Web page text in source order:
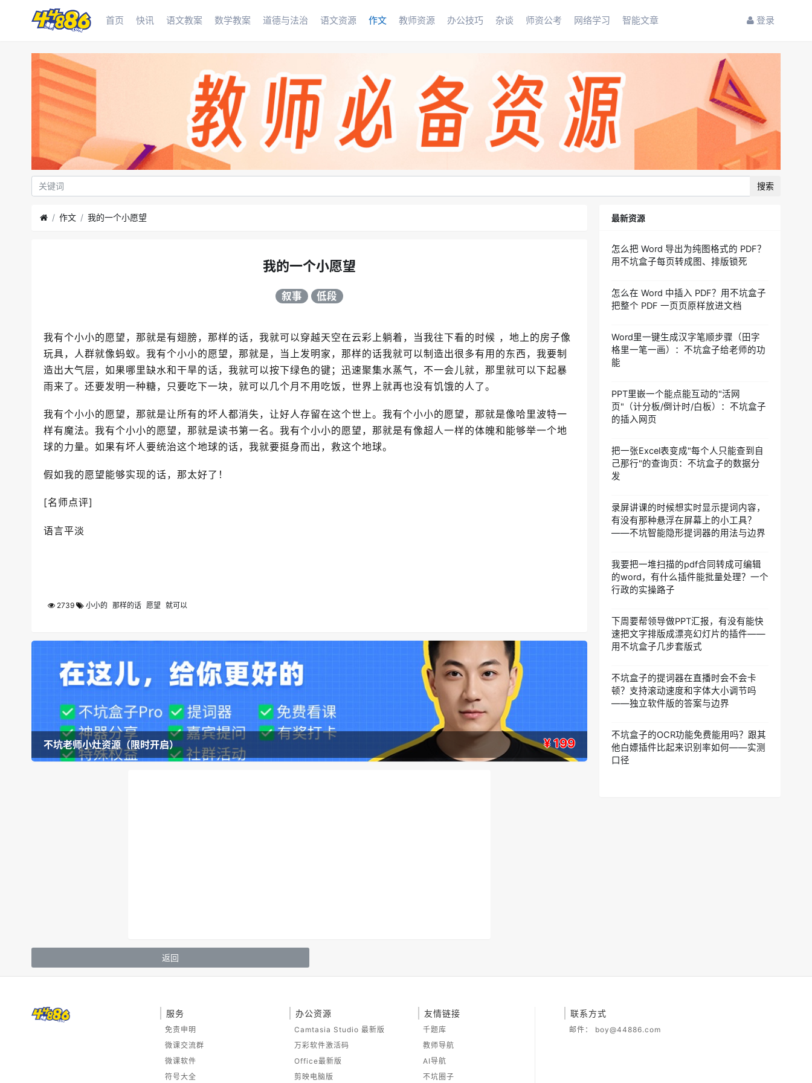
首页 快讯 语文教案 数学教案 道德与法治 语文资源 作文 教师资源 办公技巧 杂谈 师资公考 网络学习 智能文章 登录
搜索
作文 我的一个小愿望
我的一个小愿望
叙事 低段
我有个小小的愿望，那就是有翅膀，那样的话，我就可以穿越天空在云彩上躺着，当我往下看的时候 ，地上的房子像
玩具，人群就像蚂蚁。我有个小小的愿望，那就是，当上发明家，那样的话我就可以制造出很多有用的东西，我要制
造出大气层，如果哪里缺水和干旱的话，我就可以按下绿色的键；迅速聚集水蒸气，不一会儿就，那里就可以下起暴
雨来了。还要发明一种糖，只要吃下一块，就可以几个月不用吃饭，世界上就再也没有饥饿的人了。
我有个小小的愿望，那就是让所有的坏人都消失，让好人存留在这个世上。我有个小小的愿望，那就是像哈里波特一
样有魔法。我有个小小的愿望，那就是读书第一名。我有个小小的愿望，那就是有像超人一样的体魄和能够举一个地
球的力量。如果有坏人要统治这个地球的话，我就要挺身而出，救这个地球。
假如我的愿望能够实现的话，那太好了！
[名师点评]
语言平淡
2739 小小的 那样的话 愿望 就可以
不坑老师小灶资源（限时开启） ¥ 199
返回
最新资源
怎么把 Word 导出为纯图格式的 PDF？
用不坑盒子每页转成图、排版锁死
怎么在 Word 中插入 PDF？用不坑盒子
把整个 PDF 一页页原样放进文档
Word里一键生成汉字笔顺步骤（田字
格里一笔一画）：不坑盒子给老师的功
能
PPT里嵌一个能点能互动的"活网
页"（计分板/倒计时/白板）：不坑盒子
的插入网页
把一张Excel表变成"每个人只能查到自
己那行"的查询页：不坑盒子的数据分
发
录屏讲课的时候想实时显示提词内容，
有没有那种悬浮在屏幕上的小工具？
——不坑智能隐形提词器的用法与边界
我要把一堆扫描的pdf合同转成可编辑
的word，有什么插件能批量处理？一个
行政的实操路子
下周要帮领导做PPT汇报，有没有能快
速把文字排版成漂亮幻灯片的插件——
用不坑盒子几步套版式
不坑盒子的提词器在直播时会不会卡
顿？支持滚动速度和字体大小调节吗
——独立软件版的答案与边界
不坑盒子的OCR功能免费能用吗？跟其
他白嫖插件比起来识别率如何——实测
口径
服务
免责申明
微课交流群
微课软件
符号大全
办公资源
Camtasia Studio 最新版
万彩软件激活码
Office最新版
剪映电脑版
友情链接
千题库
教师导航
AI导航
不坑圈子
联系方式
邮件： boy@44886.com